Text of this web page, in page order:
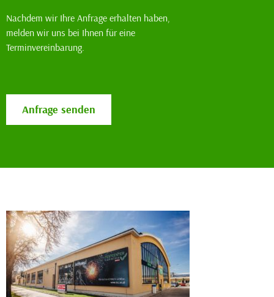
Nachdem wir Ihre Anfrage erhalten haben,
melden wir uns bei Ihnen für eine
Terminvereinbarung.
Anfrage senden